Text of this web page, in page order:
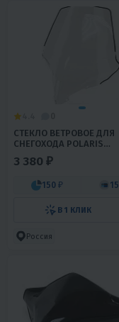
СТЕКЛО ВЕТРОВОЕ ДЛЯ
СНЕГОХОДА POLARIS
УВЕЛИЧЕННОЕ
3 380 ₽
150 ₽
В 1 КЛИК
Россия